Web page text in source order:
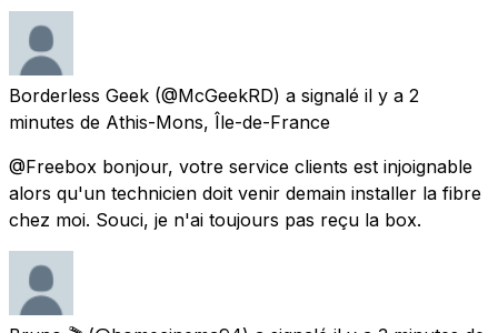
Borderless Geek (@McGeekRD) a signalé il y a 2
minutes de Athis-Mons, Île-de-France
@Freebox bonjour, votre service clients est injoignable
alors qu'un technicien doit venir demain installer la fibre
chez moi. Souci, je n'ai toujours pas reçu la box.